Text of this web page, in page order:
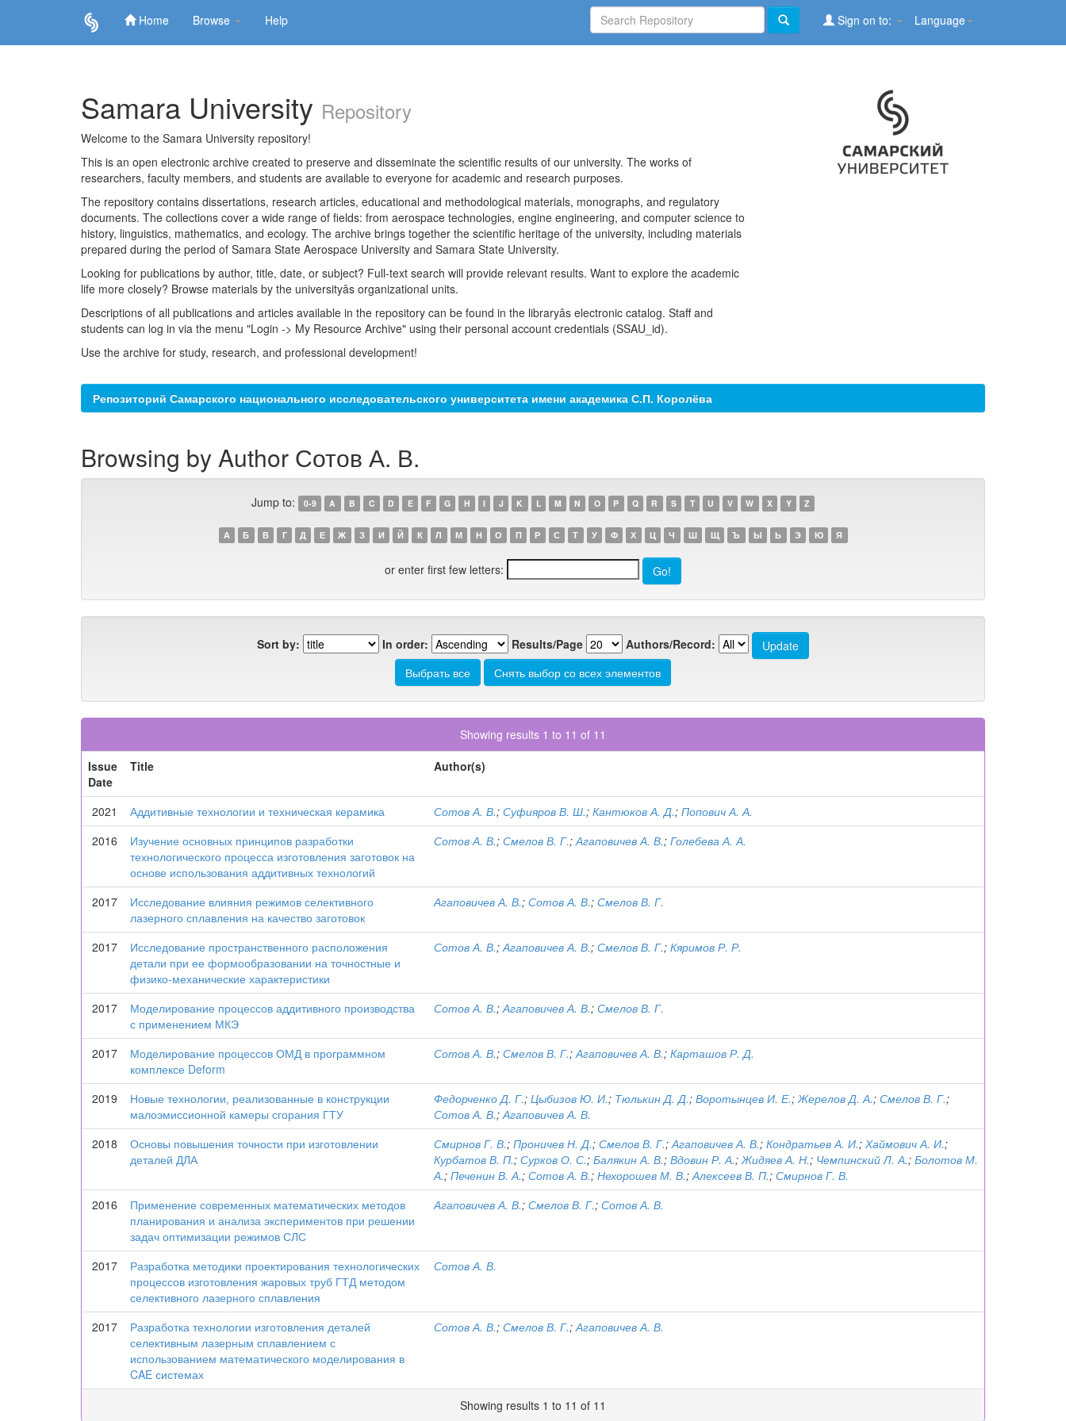
Home Browse Help Language
Sign on to:
Samara University Repository
Welcome to the Samara University repository!
This is an open electronic archive created to preserve and disseminate the scientific results of our university. The works of
researchers, faculty members, and students are available to everyone for academic and research purposes.
The repository contains dissertations, research articles, educational and methodological materials, monographs, and regulatory
documents. The collections cover a wide range of fields: from aerospace technologies, engine engineering, and computer science to
history, linguistics, mathematics, and ecology. The archive brings together the scientific heritage of the university, including materials
prepared during the period of Samara State Aerospace University and Samara State University.
Looking for publications by author, title, date, or subject? Full-text search will provide relevant results. Want to explore the academic
life more closely? Browse materials by the universityâs organizational units.
Descriptions of all publications and articles available in the repository can be found in the libraryâs electronic catalog. Staff and
students can log in via the menu "Login -> My Resource Archive" using their personal account credentials (SSAU_id).
Use the archive for study, research, and professional development!
Репозиторий Самарского национального исследовательского университета имени академика С.П. Королёва
Browsing by Author Сотов А. В.
Jump to: 0-9 A B C D E F G H I J K L M N O P Q R S T U V W X Y Z
А Б В Г Д Е Ж З И Й К Л М Н О П Р С Т У Ф Х Ц Ч Ш Щ Ъ Ы Ь Э Ю Я
or enter first few letters:
Sort by: In order: Results/Page Authors/Record:
Showing results 1 to 11 of 11
Issue
Date
Title Author(s)
2021 Аддитивные технологии и техническая керамика Сотов А. В.; Суфияров В. Ш.; Кантюков А. Д.; Попович А. А.
2016
Изучение основных принципов разработки
технологического процесса изготовления заготовок на
основе использования аддитивных технологий
Сотов А. В.; Смелов В. Г.;Агаповичев А. В.; Голебева А. А.
2017
Исследование влияния режимов селективного
лазерного сплавления на качество заготовок
Агаповичев А. В.; Сотов А. В.; Смелов В. Г.
2017
Исследование пространственного расположения
детали при ее формообразовании на точностные и
физико-механические характеристики
Сотов А. В.;Агаповичев А. В.; Смелов В. Г.; Кяримов Р. Р.
2017
Моделирование процессов аддитивного производства
с применением МКЭ
Сотов А. В.;Агаповичев А. В.; Смелов В. Г.
2017
Моделирование процессов ОМД в программном
комплексе Deform
Сотов А. В.; Смелов В. Г.;Агаповичев А. В.; Карташов Р. Д.
2019
Новые технологии, реализованные в конструкции
малоэмиссионной камеры сгорания ГТУ
Федорченко Д. Г.; Цыбизов Ю. И.; Тюлькин Д. Д.; Воротынцев И. Е.;Жерелов Д. А.; Смелов В. Г.;
Сотов А. В.;Агаповичев А. В.
2018
Основы повышения точности при изготовлении
деталей ДЛА
Смирнов Г. В.; Проничев Н. Д.; Смелов В. Г.;Агаповичев А. В.; Кондратьев А. И.; Хаймович А. И.;
Курбатов В. П.; Сурков О. С.; Балякин А. В.; Вдовин Р. А.;Жидяев А. Н.; Чемпинский Л. А.; Болотов М.
А.; Печенин В. А.; Сотов А. В.; Нехорошев М. В.;Алексеев В. П.; Смирнов Г. В.
2016
Применение современных математических методов
планирования и анализа экспериментов при решении
задач оптимизации режимов СЛС
Агаповичев А. В.; Смелов В. Г.; Сотов А. В.
2017
Разработка методики проектирования технологических
процессов изготовления жаровых труб ГТД методом
селективного лазерного сплавления
Сотов А. В.
2017
Разработка технологии изготовления деталей
селективным лазерным сплавлением с
использованием математического моделирования в
CAE системах
Сотов А. В.; Смелов В. Г.;Агаповичев А. В.
Showing results 1 to 11 of 11